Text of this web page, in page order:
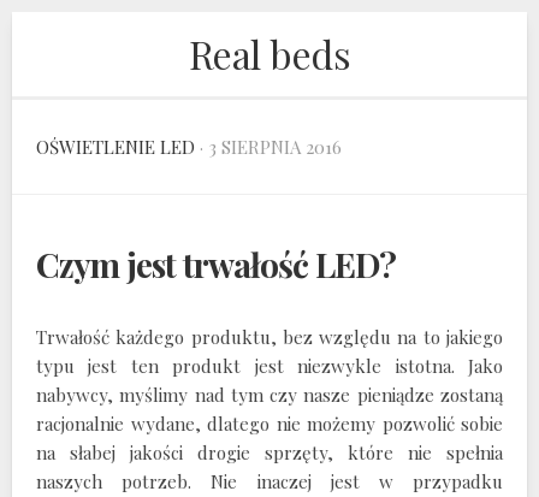
Real beds
OŚWIETLENIE LED · 3 SIERPNIA 2016
Czym jest trwałość LED?
Trwałość każdego produktu, bez względu na to jakiego
typu jest ten produkt jest niezwykle istotna. Jako
nabywcy, myślimy nad tym czy nasze pieniądze zostaną
racjonalnie wydane, dlatego nie możemy pozwolić sobie
na słabej jakości drogie sprzęty, które nie spełnia
naszych potrzeb. Nie inaczej jest w przypadku